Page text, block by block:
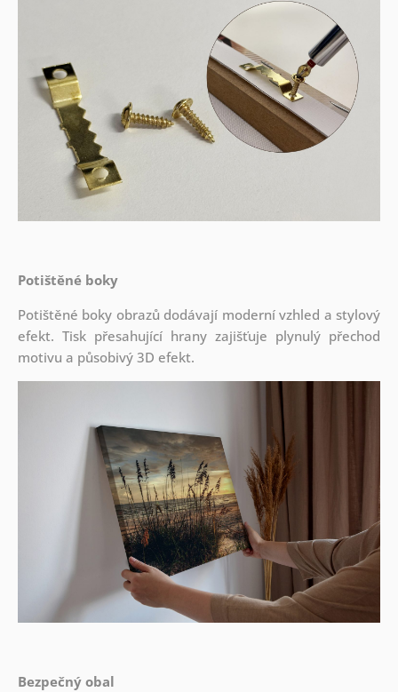
Potištěné boky
Potištěné boky obrazů dodávají moderní vzhled a stylový
efekt. Tisk přesahující hrany zajišťuje plynulý přechod
motivu a působivý 3D efekt.
Bezpečný obal